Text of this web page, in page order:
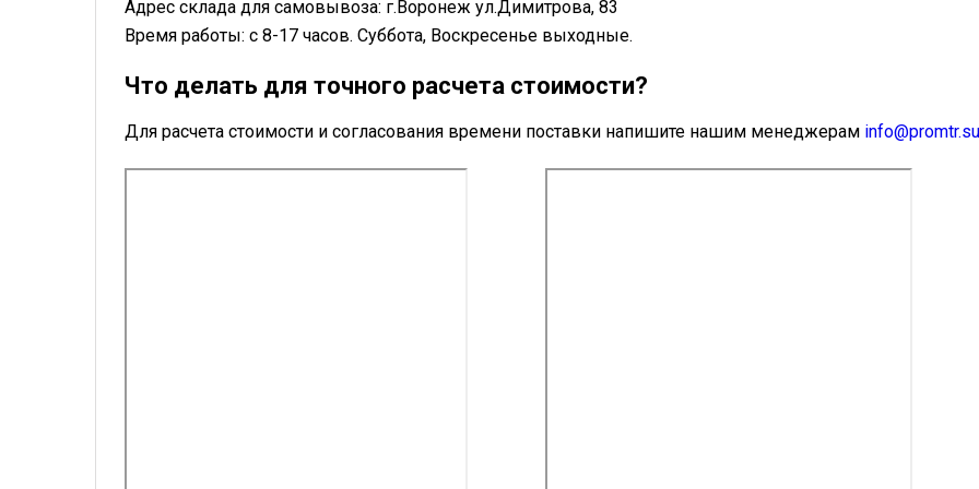
Адрес склада для самовывоза: г.Воронеж ул.Димитрова, 83
Время работы: с 8-17 часов. Суббота, Воскресенье выходные.
Что делать для точного расчета стоимости?
Для расчета стоимости и согласования времени поставки напишите нашим менеджерам info@promtr.su